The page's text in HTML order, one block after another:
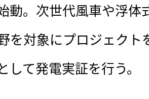
動。次世代風車や浮体
を対象にプロジェクト
して発電実証を行う。